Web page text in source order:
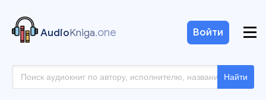
AudioKniga.one
Найти
Войти